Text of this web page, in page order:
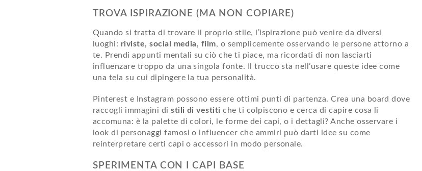
TROVA ISPIRAZIONE (MA NON COPIARE)
Quando si tratta di trovare il proprio stile, l’ispirazione può venire da diversi
luoghi: riviste, social media, film, o semplicemente osservando le persone attorno a
te. Prendi appunti mentali su ciò che ti piace, ma ricordati di non lasciarti
influenzare troppo da una singola fonte. Il trucco sta nell’usare queste idee come
una tela su cui dipingere la tua personalità.
Pinterest e Instagram possono essere ottimi punti di partenza. Crea una board dove
raccogli immagini distili di vestiti che ti colpiscono e cerca di capire cosa li
accomuna: è la palette di colori, le forme dei capi, o i dettagli? Anche osservare i
look di personaggi famosi o influencer che ammiri può darti idee su come
reinterpretare certi capi o accessori in modo personale.
SPERIMENTA CON I CAPI BASE